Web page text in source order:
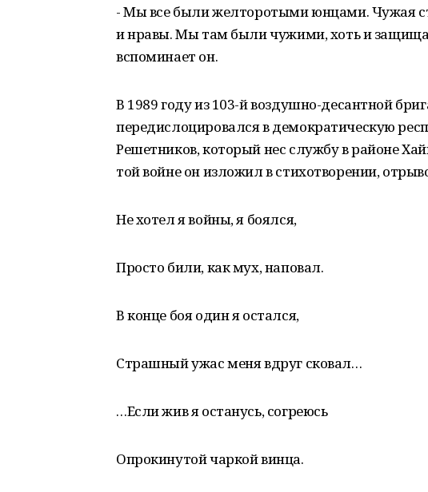
- Мы все были желторотыми юнцами. Чужая
и нравы. Мы там были чужими, хоть и
вспоминает он.
В 1989 году из 103-й воздушно-десантной
передислоцировался в демократическую
Решетников, который нес службу в районе
той войне он изложил в стихотворении,
Не хотел я войны, я боялся,
Просто били, как мух, наповал.
В конце боя один я остался,
Страшный ужас меня вдруг сковал…
…Если жив я останусь, согреюсь
Опрокинутой чаркой винца.